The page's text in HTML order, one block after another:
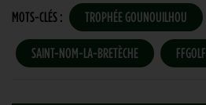
MOTS-CLÉS : TROPHÉE GOUNOUILHOU
SAINT-NOM-LA-BRETÈCHE FFGOLF